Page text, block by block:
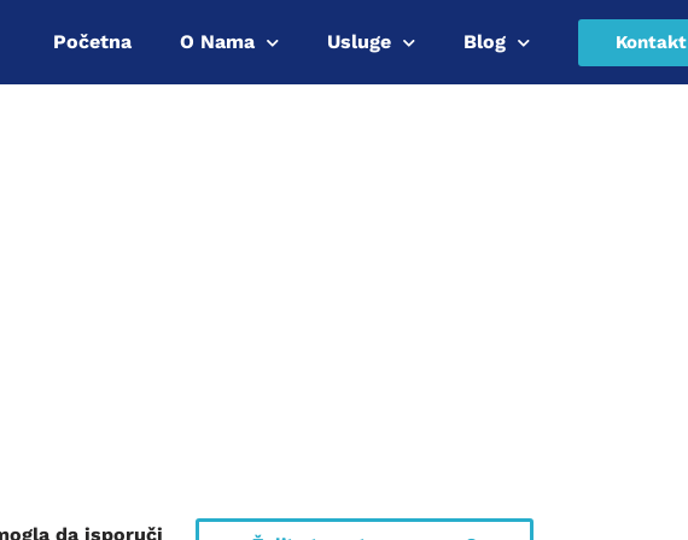
Početna O Nama Usluge Blog Kontakt
da isporuči